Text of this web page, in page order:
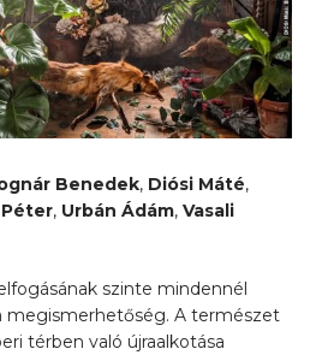
Benedek, Diósi Máté,
, Urbán Ádám, Vasali
szinte mindennél
megismerhetőség. A természet
térben való újraalkotása